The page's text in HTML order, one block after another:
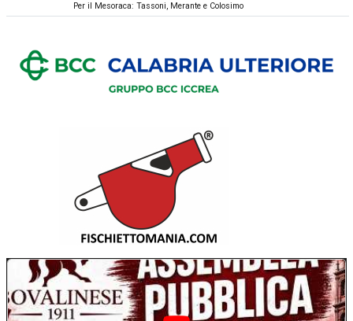
Per il Mesoraca: Tassoni, Merante e Colosimo